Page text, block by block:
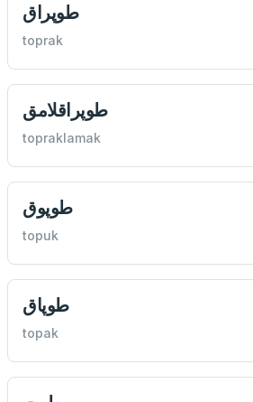
طوپراق
toprak
طوپراقلامق
topraklamak
طوپوق
topuk
طوپاق
topak